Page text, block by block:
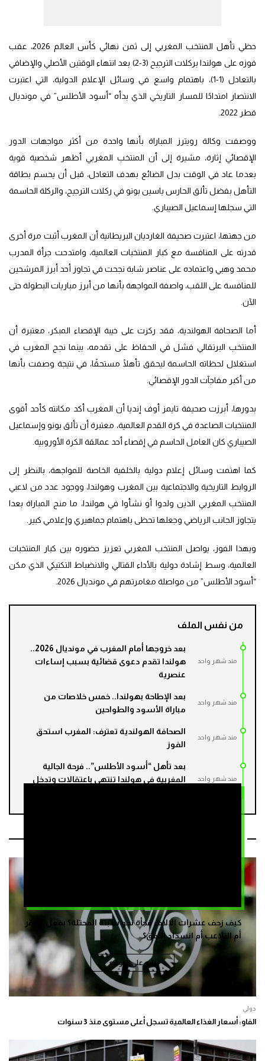
كيف زحف عشرات الالاف فجأة نحو سبتة المحتلة؟ بفعل الفقر
أم التلاعب أم انسداد الأفق؟
تابع على الموقع
حظي تأهل المنتخب المغربي إلى ثمن نهائي كأس العالم 2026، عقب
فوزه على هولندا بركلات الترجيح (3-2) بعد انتهاء الوقتين الأصلي والإضافي
بالتعادل (1-1)، باهتمام واسع في وسائل الإعلام الدولية، التي اعتبرت
الانتصار امتدادًا للمسار التاريخي الذي بدأه “أسود الأطلس” في مونديال
قطر 2022.
ووصفت وكالة رويترز المباراة بأنها واحدة من أكثر مواجهات الدور
الإقصائي إثارة، مشيرة إلى أن المنتخب المغربي أظهر شخصية قوية
بعدما عاد في الوقت بدل الضائع بهدف التعادل، قبل أن يحسم بطاقة
التأهل بفضل تألق الحارس ياسين بونو في ركلات الترجيح، والركلة الحاسمة
التي سجلها إسماعيل الصيباري.
من جهتها، اعتبرت صحيفة الغارديان البريطانية أن المغرب أثبت مرة أخرى
قدرته على المنافسة مع كبار المنتخبات العالمية، وامتدحت جرأة المدرب
محمد وهبي واعتماده على عناصر شابة نجحت في تجاوز أحد أبرز المرشحين
للمنافسة على اللقب، واصفة المواجهة بأنها من أبرز مباريات البطولة حتى
الآن.
أما الصحافة الهولندية، فقد ركزت على خيبة الإقصاء المبكر، معتبرة أن
المنتخب البرتقالي فشل في الحفاظ على تقدمه، بينما نجح المغرب في
استغلال لحظاته الحاسمة ليحقق تأهلًا مستحقًا، في نتيجة وصفت بأنها
من أكبر مفاجآت الدور الإقصائي.
بدورها، أبرزت صحيفة تايمز أوف إنديا أن المغرب أكد مكانته كأحد أقوى
المنتخبات الصاعدة في كرة القدم العالمية، معتبرة أن تألق بونو وإسماعيل
الصيباري كان العامل الحاسم في إقصاء أحد عمالقة الكرة الأوروبية.
كما اهتمت وسائل إعلام دولية بالخلفية الخاصة للمواجهة، بالنظر إلى
الروابط التاريخية والاجتماعية بين المغرب وهولندا، ووجود عدد من لاعبي
المنتخب المغربي الذين ولدوا أو نشأوا في هولندا، ما منح المباراة بعدا
يتجاوز الجانب الرياضي وجعلها تحظى باهتمام جماهيري وإعلامي كبير.
وبهذا الفوز، يواصل المنتخب المغربي تعزيز حضوره بين كبار المنتخبات
العالمية، وسط إشادة دولية بالأداء القتالي والانضباط التكتيكي الذي مكن
“أسود الأطلس” من مواصلة مغامرتهم في مونديال 2026.
من نفس الملف
مند شهر واحد
بعد خروجها أمام المغرب في مونديال 2026..
هولندا تقدم دعوى قضائية بسبب إساءات
عنصرية
مند شهر واحد
بعد الإطاحة بهولندا.. خمس خلاصات من
مباراة الأسود والطواحين
مند شهر واحد
الصحافة الهولندية تعترف: المغرب استحق
الفوز
مند شهر واحد
بعد تأهل “أسود الأطلس”.. فرحة الجالية
المغربية في هولندا تنتهي باعتقالات وتدخل
دولي
الفاو: أسعار الغذاء العالمية تسجل أعلى مستوى منذ 3 سنوات